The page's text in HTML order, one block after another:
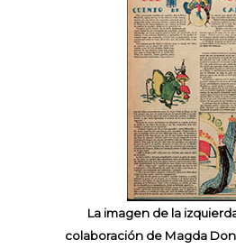
La imagen de la
colaboración de Magda